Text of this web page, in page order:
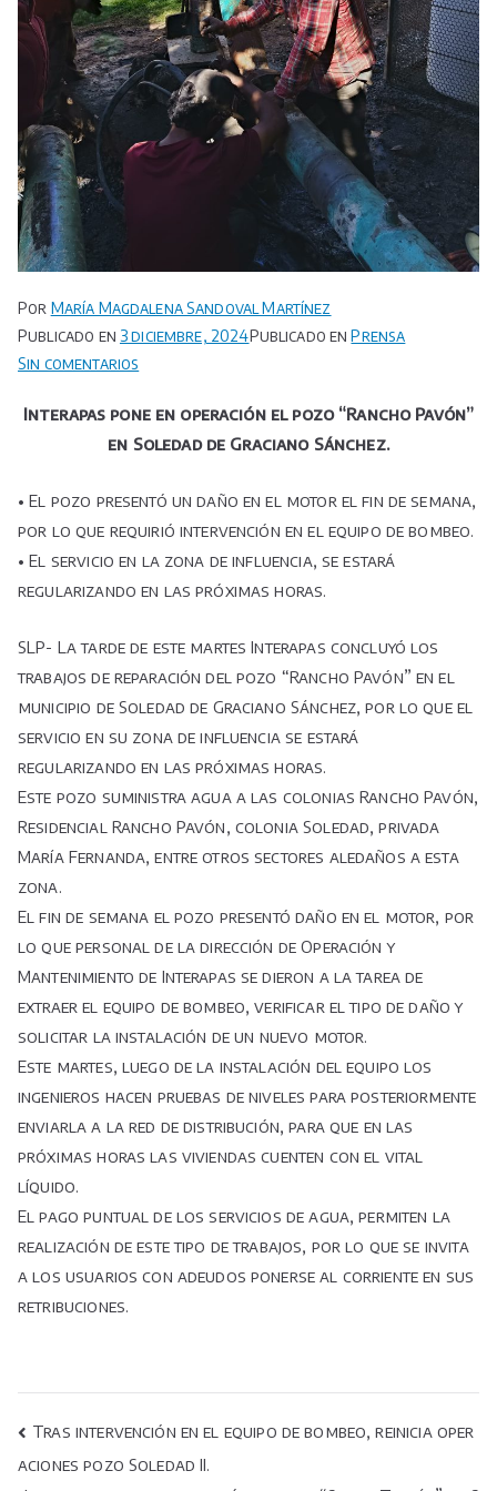
Por María Magdalena Sandoval Martínez
Publicado en 3 diciembre, 2024Publicado enPrensa
Sin comentarios
pone
en
el
pozo
“Rancho
Pavón”
Soledad
Interapas pone en operación el pozo “Rancho Pavón”
en Soledad de Graciano Sánchez.
• El pozo presentó un daño en el motor el fin de semana,
por lo que requirió intervención en el equipo de bombeo.
• El servicio en la zona de influencia, se estará
regularizando en las próximas horas.
SLP- La tarde de este martes Interapas concluyó los
trabajos de reparación del pozo “Rancho Pavón” en el
municipio de Soledad de Graciano Sánchez, por lo que el
servicio en su zona de influencia se estará
regularizando en las próximas horas.
Este pozo suministra agua a las colonias Rancho Pavón,
Residencial Rancho Pavón, colonia Soledad, privada
María Fernanda, entre otros sectores aledaños a esta
zona.
El fin de semana el pozo presentó daño en el motor, por
lo que personal de la dirección de Operación y
Mantenimiento de Interapas se dieron a la tarea de
extraer el equipo de bombeo, verificar el tipo de daño y
solicitar la instalación de un nuevo motor.
Este martes, luego de la instalación del equipo los
ingenieros hacen pruebas de niveles para posteriormente
enviarla a la red de distribución, para que en las
próximas horas las viviendas cuenten con el vital
líquido.
El pago puntual de los servicios de agua, permiten la
realización de este tipo de trabajos, por lo que se invita
a los usuarios con adeudos ponerse al corriente en sus
retribuciones.
Navegación
de
Tras intervención en el equipo de bombeo, reinicia oper
aciones pozo Soledad II.